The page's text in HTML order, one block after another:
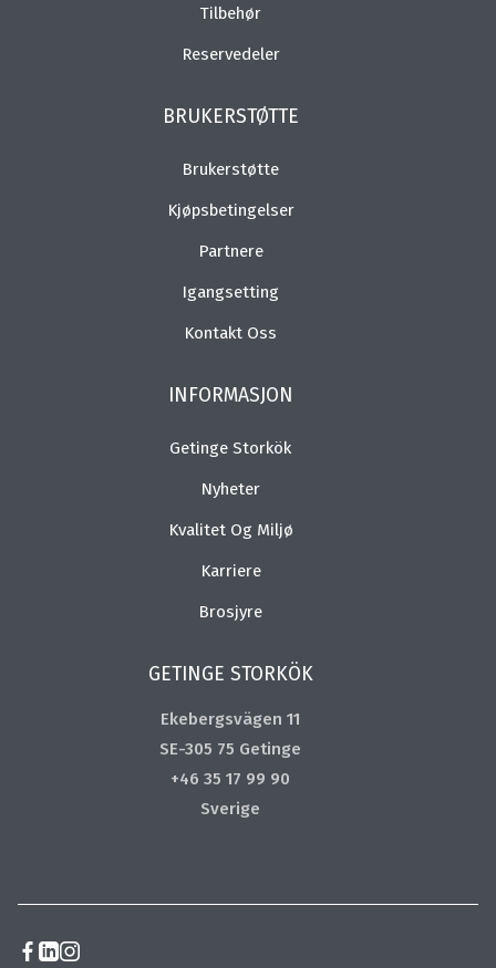
Tilbehør
Reservedeler
BRUKERSTØTTE
Brukerstøtte
Kjøpsbetingelser
Partnere
Igangsetting
Kontakt Oss
INFORMASJON
Getinge Storkök
Nyheter
Kvalitet Og Miljø
Karriere
Brosjyre
GETINGE STORKÖK
Ekebergsvägen 11
SE-305 75 Getinge
+46 35 17 99 90
Sverige